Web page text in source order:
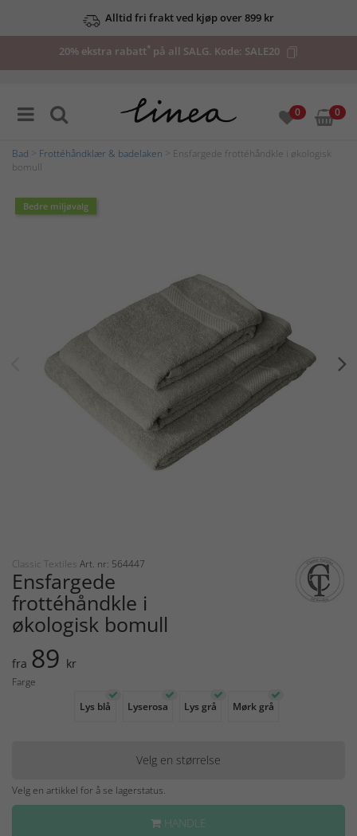
Alltid fri frakt ved kjøp over 899 kr
20% ekstra rabatt* på all SALG. Kode: SALE20
0 0
Bad Frottéhåndklær & badelaken > Ensfargede frottéhåndkle i økologisk
bomull
Bedre miljøvalg
Classic Textiles Art. nr: 564447
Ensfargede
frottéhåndkle i
økologisk bomull
fra 89 kr
Farge
Lys blå
Lyserosa Lys grå Mørk grå
Velg en størrelse
Velg en artikkel for å se lagerstatus.
HANDLE